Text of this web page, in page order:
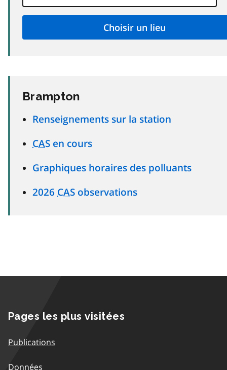
Brampton
Renseignements sur la station
CAS en cours
Graphiques horaires des polluants
2026 CAS observations
Pages les plus visitées
Publications
Données